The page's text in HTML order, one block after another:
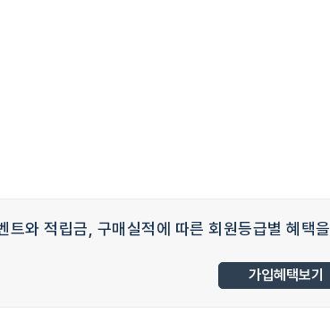
와 적립금, 구매실적에 따른 회원등급별 혜택을
가입혜택보기